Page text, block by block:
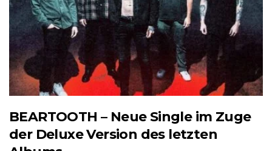
BEARTOOTH – Neue Single im Zuge
der Deluxe Version des letzten